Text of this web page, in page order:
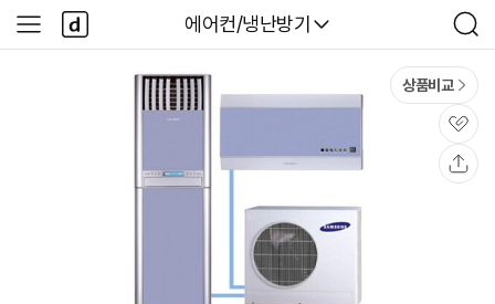
다나와
에어컨/냉난방기
검
색
사
이
다
나
와
상품비교
관
심